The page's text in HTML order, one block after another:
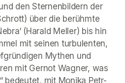
den Sternenbildern der
über die berühmte
(Harald Meller) bis hin
mit seinen turbulenten,
Mythen und
mit Gernot Wagner, was
bedeutet, mit Monika Petr-